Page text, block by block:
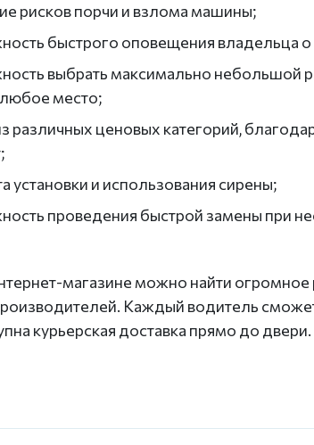
рисков порчи и взлома машины;
быстрого оповещения владельца
выбрать максимально небольшой
любое место;
различных ценовых категорий,
установки и использования сирены;
проведения быстрой замены при
магазине можно найти
Каждый водитель
курьерская доставка прямо до двери.